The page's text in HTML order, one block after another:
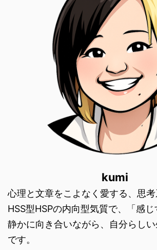
kumi
心理と文章をこよなく愛する、思考
HSS型HSPの内向型気質で、「感
静かに向き合いながら、自分らし
です。